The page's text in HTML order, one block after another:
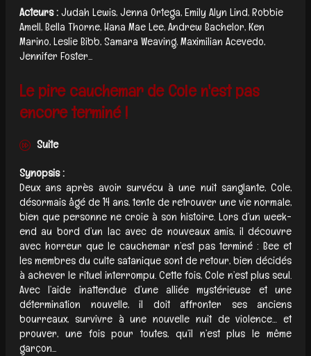
Acteurs :Judah Lewis, Jenna Ortega, Emily Alyn Lind, Robbie
Amell, Bella Thorne, Hana Mae Lee, Andrew Bachelor, Ken
Marino, Leslie Bibb, Samara Weaving, Maximilian Acevedo,
Jennifer Foster...
Le pire cauchemar de Cole n'est pas
encore terminé !
Suite
Synopsis :
Deux ans après avoir survécu à une nuit sanglante, Cole,
désormais âgé de 14 ans, tente de retrouver une vie normale,
bien que personne ne croie à son histoire. Lors d’un week-
end au bord d’un lac avec de nouveaux amis, il découvre
avec horreur que le cauchemar n’est pas terminé : Bee et
les membres du culte satanique sont de retour, bien décidés
à achever le rituel interrompu. Cette fois, Cole n’est plus seul.
Avec l’aide inattendue d’une alliée mystérieuse et une
détermination nouvelle, il doit affronter ses anciens
bourreaux, survivre à une nouvelle nuit de violence… et
prouver, une fois pour toutes, qu’il n’est plus le même
garçon...